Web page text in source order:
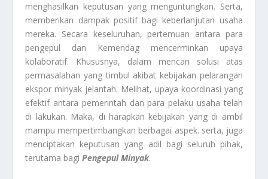
menghasilkan keputusan yang menguntungkan. Serta,
memberikan dampak positif bagi keberlanjutan usaha
mereka. Secara keseluruhan, pertemuan antara para
pengepul dan Kemendag mencerminkan upaya
kolaboratif. Khususnya, dalam mencari solusi atas
permasalahan yang timbul akibat kebijakan pelarangan
ekspor minyak jelantah. Melihat, upaya koordinasi yang
efektif antara pemerintah dan para pelaku usaha telah
di lakukan. Maka, di harapkan kebijakan yang di ambil
mampu mempertimbangkan berbagai aspek. serta, juga
menciptakan keputusan yang adil bagi seluruh pihak,
terutama bagiPengepul Minyak.